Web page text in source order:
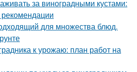
за виноградными кустами:
для множества блюд.
к урожаю: план работ на